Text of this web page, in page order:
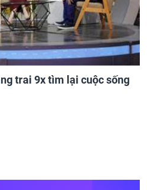
trai 9x tìm lại cuộc sống